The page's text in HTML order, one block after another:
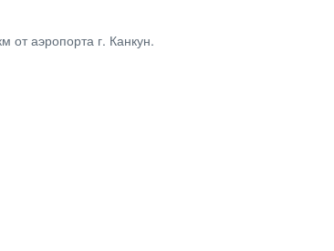
аэропорта г. Канкун.